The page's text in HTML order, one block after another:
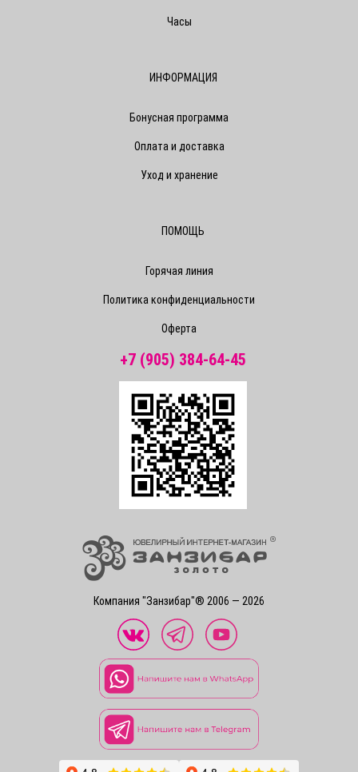
Компания "Занзибар"® 2006 — 2026
Часы
ИНФОРМАЦИЯ
Бонусная программа
Оплата и доставка
Уход и хранение
ПОМОЩЬ
Горячая линия
Политика конфиденциальности
Оферта
+7 (905) 384-64-45